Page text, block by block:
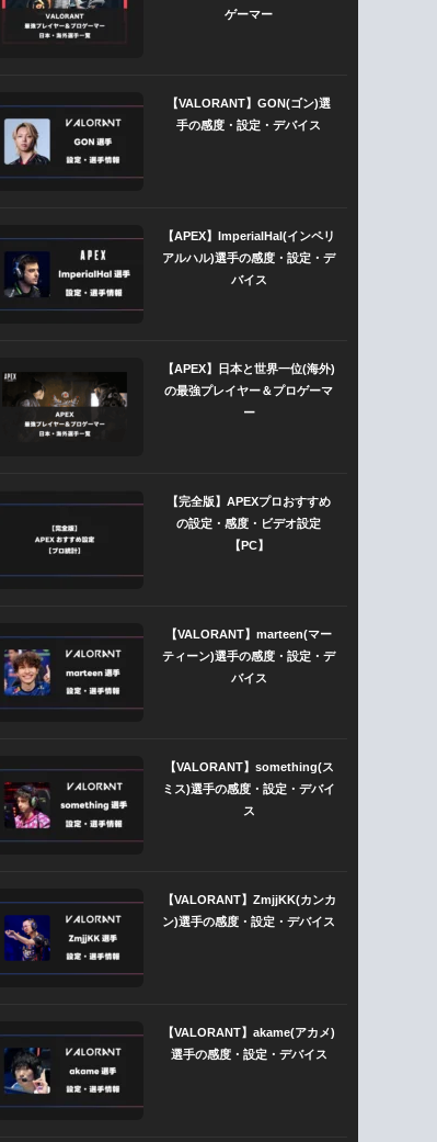
ゲーマー
【VALORANT】GON(ゴン)選
手の感度・設定・デバイス
【APEX】ImperialHal(インペリ
アルハル)選手の感度・設定・デ
バイス
【APEX】日本と世界一位(海外)
の最強プレイヤー＆プロゲーマ
ー
【完全版】APEXプロおすすめ
の設定・感度・ビデオ設定
【PC】
【VALORANT】marteen(マー
ティーン)選手の感度・設定・デ
バイス
【VALORANT】something(ス
ミス)選手の感度・設定・デバイ
ス
【VALORANT】ZmjjKK(カンカ
ン)選手の感度・設定・デバイス
【VALORANT】akame(アカメ)
選手の感度・設定・デバイス